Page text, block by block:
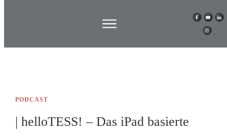
PODCAST
| helloTESS! – Das iPad basierte